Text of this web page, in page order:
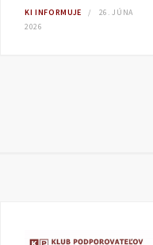
KI INFORMUJE
26. JÚNA
2026